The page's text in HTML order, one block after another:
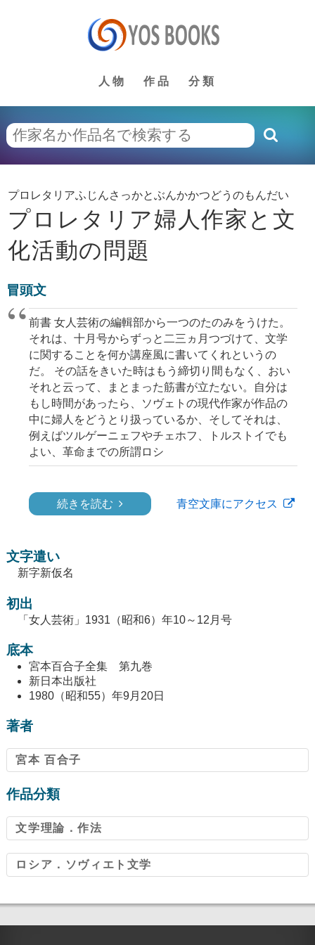
人物 作品 分類
プロレタリアふじんさっかとぶんかかつどうのもんだい
プロレタリア婦人作家と文
化活動の問題
冒頭文
前書 女人芸術の編輯部から一つのたのみをうけた。
それは、十月号からずっと二三ヵ月つづけて、文学
に関することを何か講座風に書いてくれというの
だ。 その話をきいた時はもう締切り間もなく、おい
それと云って、まとまった筋書が立たない。自分は
もし時間があったら、ソヴェトの現代作家が作品の
中に婦人をどうとり扱っているか、そしてそれは、
例えばツルゲーニェフやチェホフ、トルストイでも
よい、革命までの所謂ロシ
続きを読む 青空文庫にアクセス
文字遣い
新字新仮名
初出
「女人芸術」1931（昭和6）年10～12月号
底本
宮本百合子全集 第九巻
新日本出版社
1980（昭和55）年9月20日
著者
宮本 百合子
作品分類
文学理論．作法
ロシア．ソヴィエト文学